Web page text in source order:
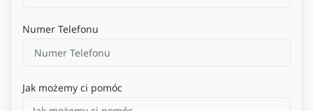
Numer Telefonu
Jak możemy ci pomóc